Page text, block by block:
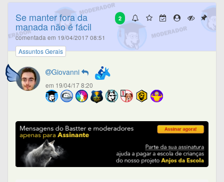
2
Se manter fora da
manada não é fácil
comentada em 19/04/2017 08:51
Assuntos Gerais
Giovanni
em 19/04/17 8:20